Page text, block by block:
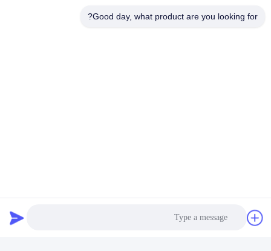
Good day, what product are you looking for?